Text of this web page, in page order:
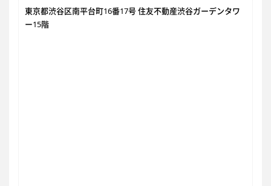
東京都渋谷区南平台町16番17号 住友不動産渋谷ガーデンタワ
ー15階